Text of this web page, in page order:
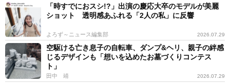
「時すでにおスシ!?」出演の慶応大卒のモデルが美麗
ショット 透明感あふれる「2人の私」に反響
よろず～ニュース編集部 2026.07.29
空駆ける亡き息子の自転車、ダンプ&ヘリ、親子の絆感
じるデザインも「想いを込めたお墓づくりコンテス
ト」
田中 靖 2026.07.29